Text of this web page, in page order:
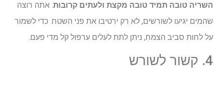
השריה טובה תמיד טובה מקצת ולעתים קרובות. אתה רוצה
שהמים יגיעו לשורשים, לא רק ירטיבו את פני השטח. כדי לשמור
על לחות סביב הצמח, ניתן לתת לעלים ערפול קל מדי פעם.
4. קשור לשורש